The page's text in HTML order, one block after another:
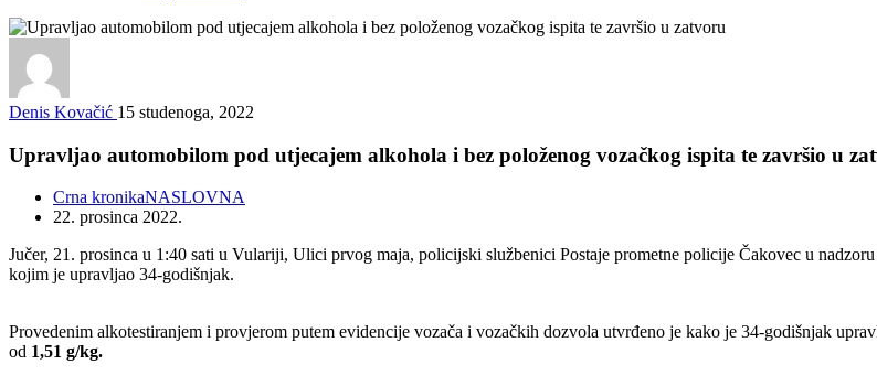
Denis Kovačić 15 studenoga, 2022
Upravljao automobilom pod utjecajem alkohola i bez položenog vozačkog ispita te završio u
Crna kronikaNASLOVNA
22. prosinca 2022.
Jučer, 21. prosinca u 1:40 sati u Vulariji, Ulici prvog maja, policijski službenici Postaje prometne policije Čakovec u
kojim je upravljao 34-godišnjak.
Provedenim alkotestiranjem i provjerom putem evidencije vozača i vozačkih dozvola utvrđeno je kako je 34-godišnjak
od 1,51 g/kg.